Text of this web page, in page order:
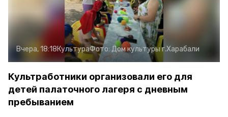
Вчера, 18:18КультураФото: Дом культуры г.Харабали
Культработники организовали его для
детей палаточного лагеря с дневным
пребыванием